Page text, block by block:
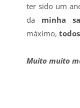
ter sido um
da minha
máximo,
Muito muito